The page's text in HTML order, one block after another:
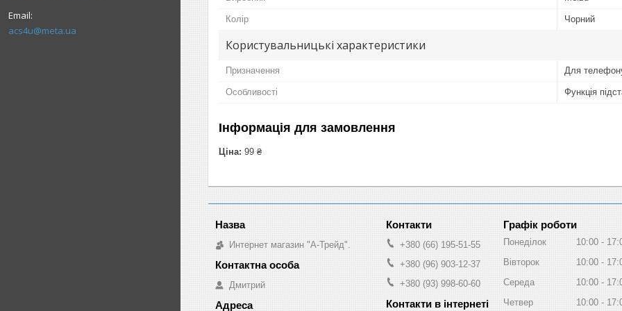
acs4u@meta.ua
Колір Чорний
Користувальницькі характеристики
Призначення Для
Особливості Функція
Інформація для замовлення
Ціна: 99 ₴
Интернет магазин "А-Трейд".
Дмитрий
+380 (66) 195-51-55
+380 (96) 903-12-37
+380 (93) 998-60-60
Графік роботи
Понеділок 10:00
Вівторок
10:00
Середа
10:00
Четвер
10:00